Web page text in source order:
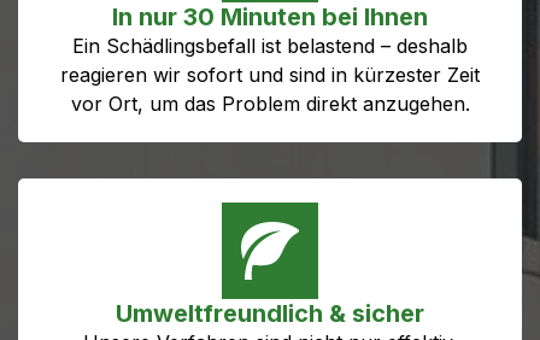
In nur 30 Minuten bei Ihnen
Ein Schädlingsbefall ist belastend – deshalb
reagieren wir sofort und sind in kürzester Zeit
vor Ort, um das Problem direkt anzugehen.
Umweltfreundlich & sicher